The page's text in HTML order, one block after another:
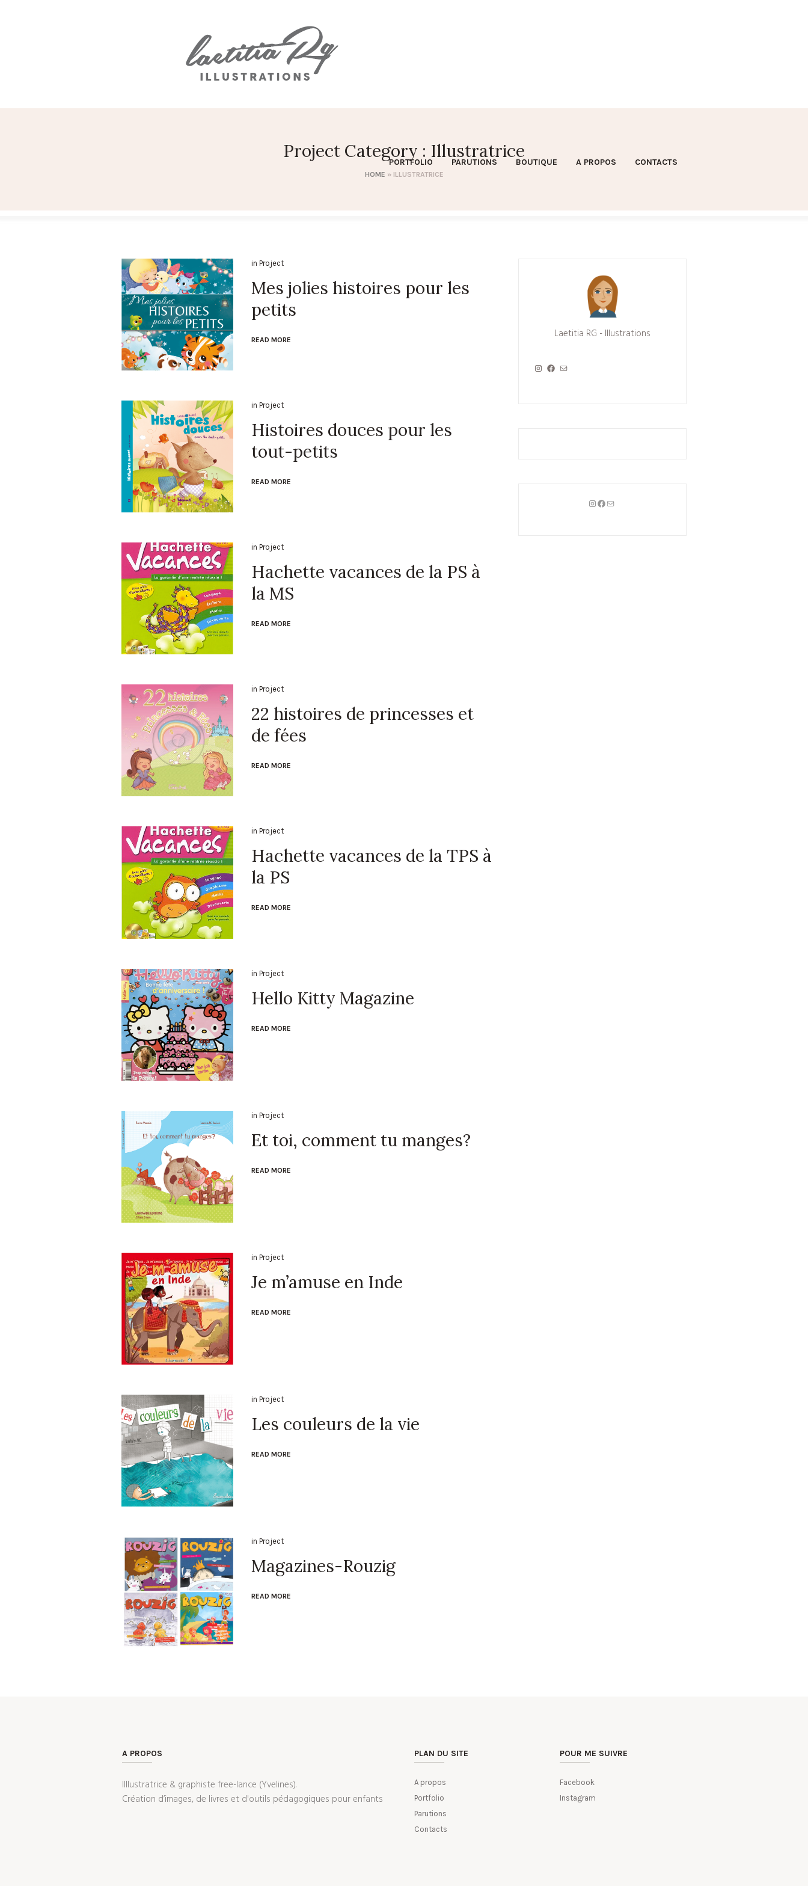
PORTFOLIO PARUTIONS BOUTIQUE A PROPOS CONTACTS
Project Category : Illustratrice
HOME » ILLUSTRATRICE
inProject
Mes jolies histoires pour les
petits
READ MORE
inProject
Histoires douces pour les
tout-petits
READ MORE
inProject
Hachette vacances de la PS à
la MS
READ MORE
inProject
22 histoires de princesses et
de fées
READ MORE
inProject
Hachette vacances de la TPS à
la PS
READ MORE
inProject
Hello Kitty Magazine
READ MORE
inProject
Et toi, comment tu manges?
READ MORE
inProject
Je m’amuse en Inde
READ MORE
inProject
Les couleurs de la vie
READ MORE
inProject
Magazines-Rouzig
READ MORE
Laetitia RG - Illustrations
Instagram
Facebook
Mail
Instagram
Facebook
Mail
A PROPOS
IIllustratrice & graphiste free-lance (Yvelines).
Création d’images, de livres et d'outils pédagogiques pour enfants
PLAN DU SITE
A propos
Portfolio
Parutions
Contacts
POUR ME SUIVRE
Facebook
Instagram